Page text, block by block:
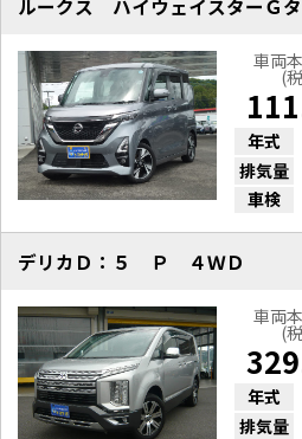
車両
(
年式
排気量
車検
デリカＤ：５ Ｐ ４ＷＤ
車両
(
年式
排気量